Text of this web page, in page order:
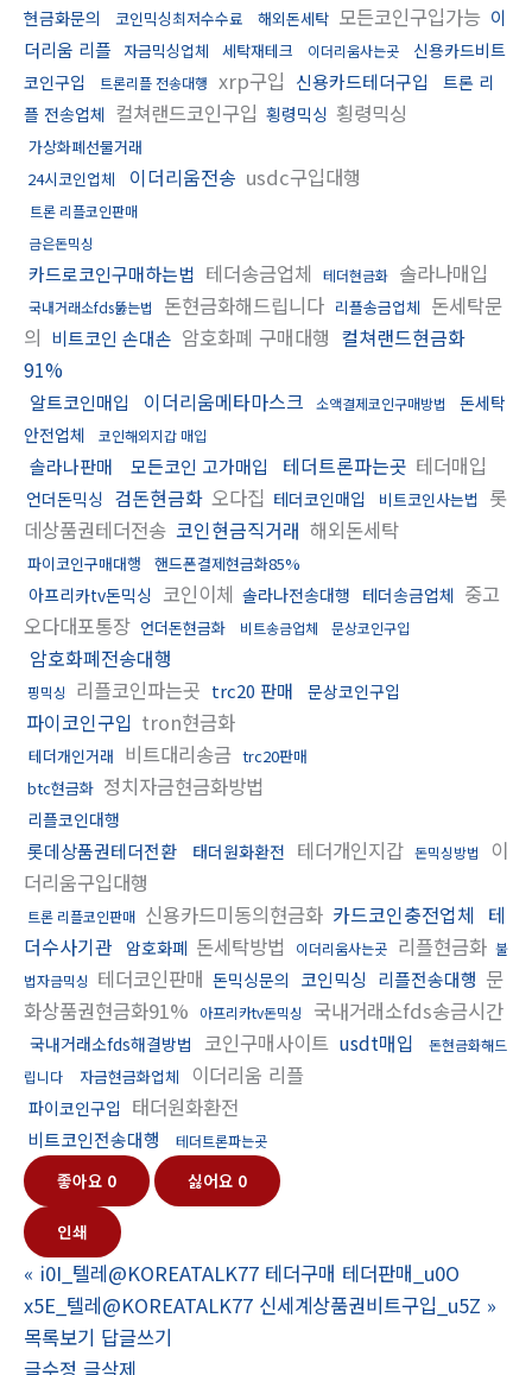
현금화문의
코인믹싱최저수수료 해외돈세탁 모든코인구입가능 이
더리움 리플
자금믹싱업체 세탁재테크 이더리움사는곳
신용카드비트
코인구입
트론리플 전송대행 xrp구입 신용카드테더구입
트론 리
플 전송업체 컬쳐랜드코인구입 횡령믹싱 횡령믹싱
가상화폐선물거래
24시코인업체
이더리움전송 usdc구입대행
트론 리플코인판매
금은돈믹싱
카드로코인구매하는법 테더송금업체 테더현금화 솔라나매입
국내거래소fds뚫는법 돈현금화해드립니다 리플송금업체 돈세탁문
의 비트코인 손대손 암호화폐 구매대행 컬쳐랜드현금화
91%
알트코인매입 이더리움메타마스크 소액결제코인구매방법
돈세탁
안전업체
코인해외지갑 매입
솔라나판매 모든코인 고가매입 테더트론파는곳 테더매입
언더돈믹싱 검돈현금화 오다집 테더코인매입 비트코인사는법
롯
데상품권테더전송 코인현금직거래 해외돈세탁
파이코인구매대행 핸드폰결제현금화85%
아프리카tv돈믹싱 코인이체 솔라나전송대행 테더송금업체 중고
오다대포통장 언더돈현금화 비트송금업체 문상코인구입
암호화폐전송대행
핑믹싱 리플코인파는곳 trc20 판매 문상코인구입
파이코인구입 tron현금화
테더개인거래 비트대리송금 trc20판매
btc현금화 정치자금현금화방법
리플코인대행
롯데상품권테더전환 태더원화환전 테더개인지갑 돈믹싱방법
이
더리움구입대행
트론 리플코인판매 신용카드미동의현금화 카드코인충전업체 테
더수사기관
암호화폐 돈세탁방법 이더리움사는곳 리플현금화 불
법자금믹싱 테더코인판매 돈믹싱문의 코인믹싱 리플전송대행 문
화상품권현금화91%
아프리카tv돈믹싱 국내거래소fds송금시간
국내거래소fds해결방법 코인구매사이트 usdt매입
돈현금화해드
립니다
자금현금화업체 이더리움 리플
파이코인구입 태더원화환전
비트코인전송대행 테더트론파는곳
좋아요 0 싫어요 0
인쇄
« i0I_텔레@KOREATALK77 테더구매 테더판매_u0O
x5E_텔레@KOREATALK77 신세계상품권비트구입_u5Z »
목록보기 답글쓰기
글수정 글삭제